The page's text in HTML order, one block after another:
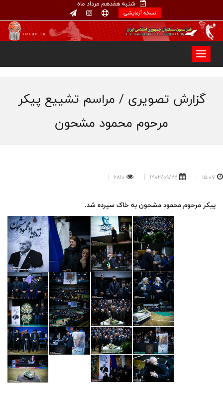
شنبه هفدهم مرداد ماه
نسخه آزمایشی
گزارش تصویری / مراسم تشییع پیکر
مرحوم محمود مشحون
15:07
1402/09/22
6810
پیکر مرحوم محمود مشحون به خاک سپرده شد.